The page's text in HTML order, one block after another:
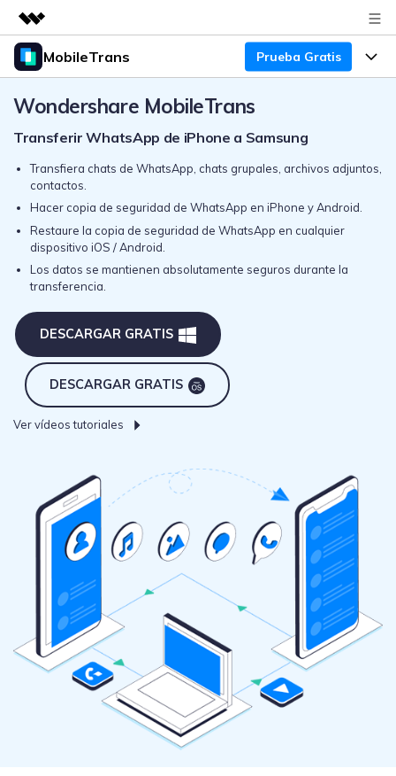
Productos destacados
Utilidades
Empresas
Resumen
Soluciones
Quiénes somos
Sala de prensa
Tienda
Soporte
MobileTrans Prueba Gratis
Productos
Android a iPhone o viceversa. Hace
WhatsApp y más apps sociales.
Respaldo y Restauración
Realiza y restaura copias de
seguridad de más de 18 tipos de
datos, incluyendo los datos de
WhatsApp.
Celular a Otro
Transfiere contactos, fotos, música,
videos, SMS y otros tipos de
archivos de un teléfono a otro y a la
PC.
Apps
Mutsapper (Alias: Wutsapper)
Transfiere datos de WhatsApp y
WhatsApp Business sin restablecer los
valores de fábrica.
Precios
Precios para Windows
Precios para Mac
Precios para Empresas
Descuentos Educativos
Soporte
Guía de Usuario
Preguntas Frecuentes
Más Soporte
Sobre Nosotros
Blog
Tendencias
Tendencias
Concursos y eventos
ENCUENTRA MÁS SOLUCIONES
Buscar
Descargar
Wondershare MobileTrans
Transferir WhatsApp de iPhone a Samsung
Transfiera chats de WhatsApp, chats grupales, archivos adjuntos,
contactos.
Hacer copia de seguridad de WhatsApp en iPhone y Android.
Restaure la copia de seguridad de WhatsApp en cualquier
dispositivo iOS / Android.
Los datos se mantienen absolutamente seguros durante la
transferencia.
DESCARGAR GRATIS
DESCARGAR GRATIS
Ver vídeos tutoriales